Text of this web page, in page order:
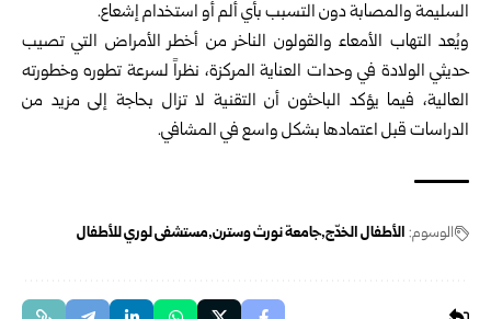
السليمة والمصابة دون التسبب بأي ألم أو استخدام إشعاع.
ويُعد التهاب الأمعاء والقولون الناخر من أخطر الأمراض التي تصيب
حديثي الولادة في وحدات العناية المركزة، نظراً لسرعة تطوره وخطورته
العالية، فيما يؤكد الباحثون أن التقنية لا تزال بحاجة إلى مزيد من
الدراسات قبل اعتمادها بشكل واسع في المشافي.
الوسوم: الأطفال الخدّج جامعة نورث وسترن مستشفى لوري للأطفال